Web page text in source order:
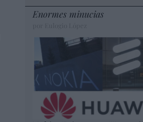
Enormes minucias